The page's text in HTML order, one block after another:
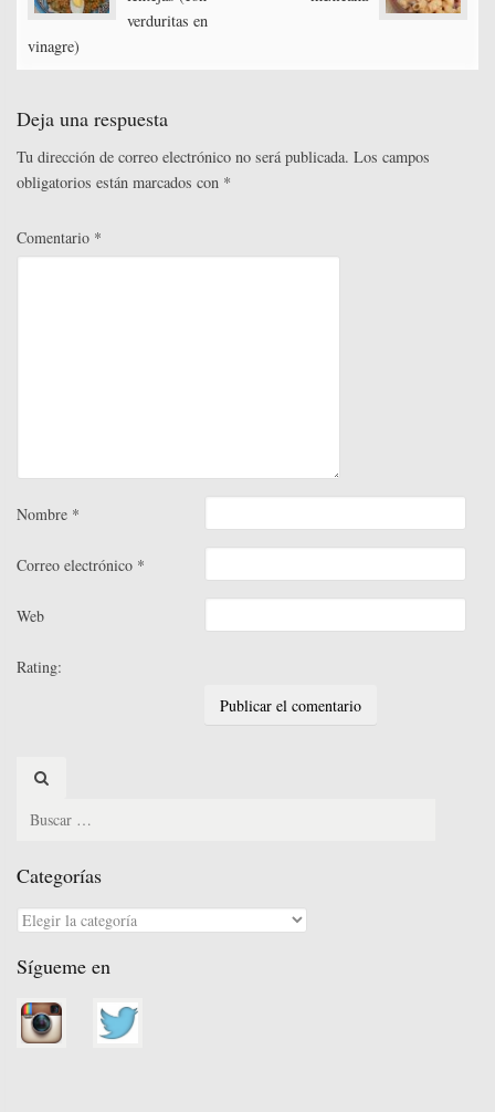
verduritas en
vinagre)
Deja una respuesta
Tu dirección de correo electrónico no será publicada. Los campos
obligatorios están marcados con *
Comentario *
Nombre *
Correo electrónico *
Web
Rating:
Search
Categorías
Categorías
Sígueme en